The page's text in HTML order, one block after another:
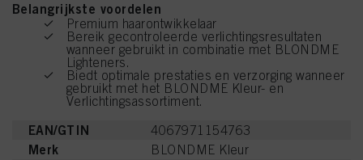
Belangrijkste voordelen
Premium haarontwikkelaar
Bereik gecontroleerde verlichtingsresultaten
wanneer gebruikt in combinatie met BLONDME
Lighteners.
Biedt optimale prestaties en verzorging wanneer
gebruikt met het BLONDME Kleur- en
Verlichtingsassortiment.
EAN/GTIN 4067971154763
Merk BLONDME Kleur